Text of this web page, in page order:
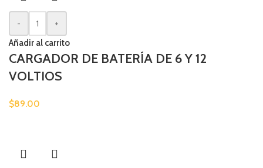
-
+
Añadir al carrito
CARGADOR DE BATERÍA DE 6 Y 12
VOLTIOS
$89.00